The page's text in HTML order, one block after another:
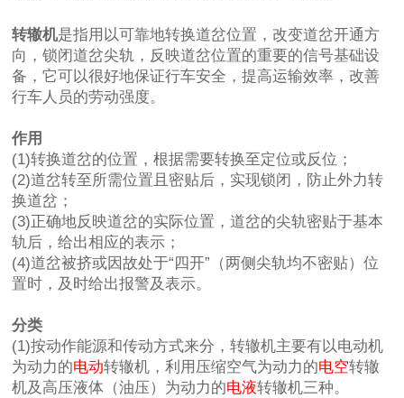
转辙机是指用以可靠地转换道岔位置，改变道岔开通方
向，锁闭道岔尖轨，反映道岔位置的重要的信号基础设
备，它可以很好地保证行车安全，提高运输效率，改善
行车人员的劳动强度。
作用
(1)转换道岔的位置，根据需要转换至定位或反位；
(2)道岔转至所需位置且密贴后，实现锁闭，防止外力转
换道岔；
(3)正确地反映道岔的实际位置，道岔的尖轨密贴于基本
轨后，给出相应的表示；
(4)道岔被挤或因故处于“四开”（两侧尖轨均不密贴）位
置时，及时给出报警及表示。
分类
(1)按动作能源和传动方式来分，转辙机主要有以电动机
为动力的电动转辙机，利用压缩空气为动力的电空转辙
机及高压液体（油压）为动力的电液转辙机三种。